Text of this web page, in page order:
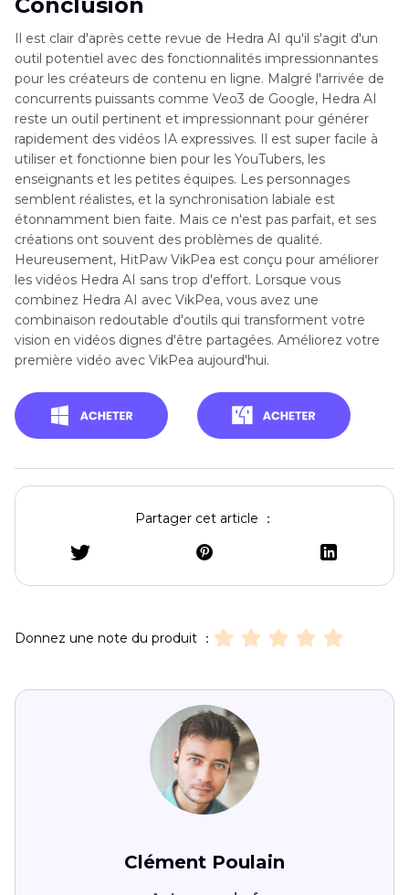
Il est clair d'après cette revue de Hedra AI qu'il s'agit d'un
outil potentiel avec des fonctionnalités impressionnantes
pour les créateurs de contenu en ligne. Malgré l'arrivée de
concurrents puissants comme Veo3 de Google, Hedra AI
reste un outil pertinent et impressionnant pour générer
rapidement des vidéos IA expressives. Il est super facile à
utiliser et fonctionne bien pour les YouTubers, les
enseignants et les petites équipes. Les personnages
semblent réalistes, et la synchronisation labiale est
étonnamment bien faite. Mais ce n'est pas parfait, et ses
créations ont souvent des problèmes de qualité.
Heureusement, HitPaw VikPea est conçu pour améliorer
les vidéos Hedra AI sans trop d'effort. Lorsque vous
combinez Hedra AI avec VikPea, vous avez une
combinaison redoutable d'outils qui transforment votre
vision en vidéos dignes d'être partagées. Améliorez votre
première vidéo avec VikPea aujourd'hui.
Partager cet article ：
Donnez une note du produit ：
Clément Poulain